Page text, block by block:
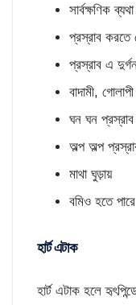
সার্বক্ষণিক
প্রস্রাব করতে
প্রস্রাব এ
বাদামী,
ঘন ঘন
অল্প অল্প
মাথা ঘুড়ায়
বমিও হতে পারে
হার্ট এটাক
হার্ট এটাক হলে